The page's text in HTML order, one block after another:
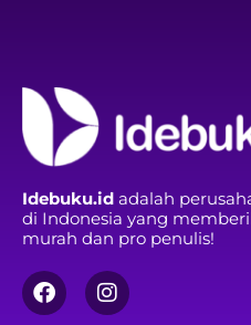
Idebuku.id adalah
di Indonesia yang
murah dan pro penulis!